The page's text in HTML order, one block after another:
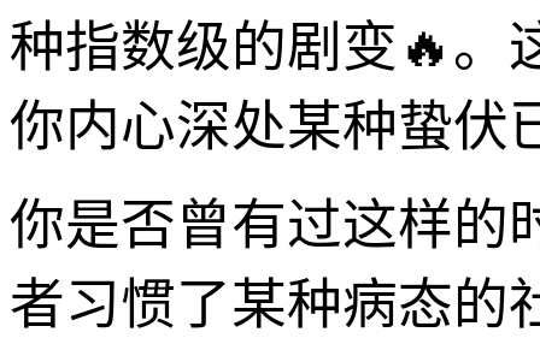
种指数级的剧变🔥。
你内心深处某种蛰伏
你是否曾有过这样的
者习惯了某种病态的